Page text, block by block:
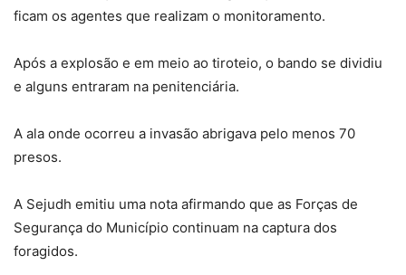
ficam os agentes que realizam o monitoramento.
Após a explosão e em meio ao tiroteio, o bando se dividiu
e alguns entraram na penitenciária.
A ala onde ocorreu a invasão abrigava pelo menos 70
presos.
A Sejudh emitiu uma nota afirmando que as Forças de
Segurança do Município continuam na captura dos
foragidos.